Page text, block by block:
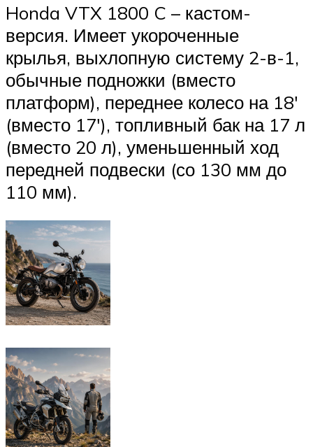
Honda VTX 1800 C – кастом-
версия. Имеет укороченные
крылья, выхлопную систему 2-в-1,
обычные подножки (вместо
платформ), переднее колесо на 18′
(вместо 17′), топливный бак на 17 л
(вместо 20 л), уменьшенный ход
передней подвески (со 130 мм до
110 мм).